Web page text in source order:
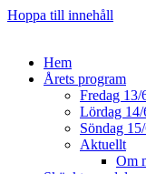
Hoppa till innehåll
Hem
Årets program
Fredag 13/
Lördag 14/
Söndag
Aktuellt
Om